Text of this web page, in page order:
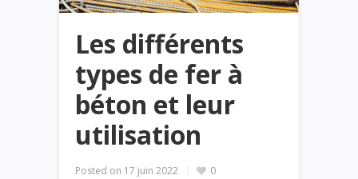
Les différents
types de fer à
béton et leur
utilisation
Posted on 17 juin 2022 0